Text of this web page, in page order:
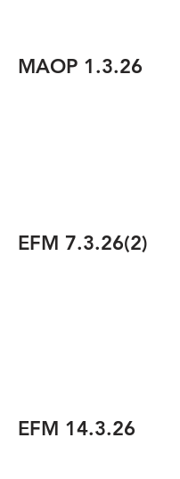
MAOP 1.3.26
EFM 7.3.26(2)
EFM 14.3.26